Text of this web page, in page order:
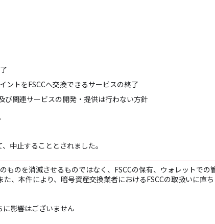
ントをFSCCへ交換できるサービスの終了
び関連サービスの開発・提供は行わない方針
中止することとされました。
ものを消滅させるものではなく、FSCCの保有、ウォレットでの
、本件により、暗号資産交換業者におけるFSCCの取扱いに直
に影響はございません